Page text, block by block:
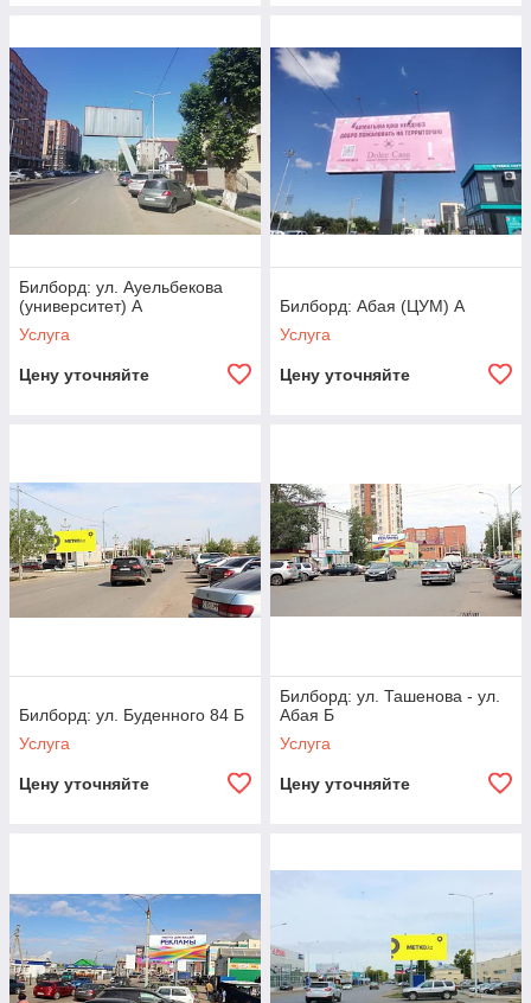
Билборд: ул. Ауельбекова
(университет) А
Услуга
Цену уточняйте
Билборд: Абая (ЦУМ) А
Услуга
Цену уточняйте
Билборд: ул. Буденного 84 Б
Услуга
Цену уточняйте
Билборд: ул. Ташенова - ул.
Абая Б
Услуга
Цену уточняйте